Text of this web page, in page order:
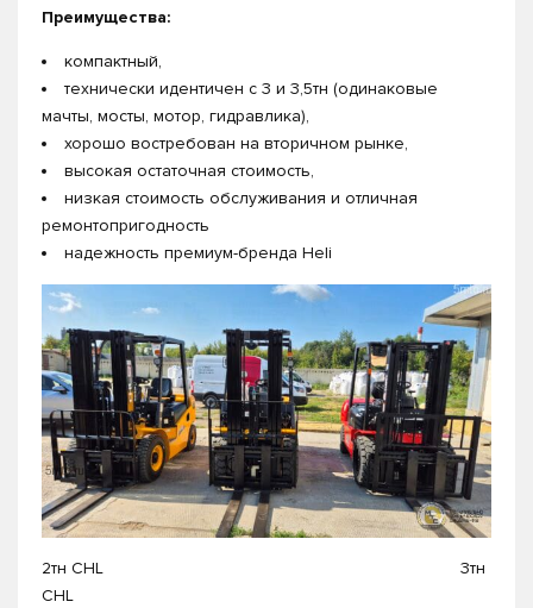
Преимущества:
компактный,
технически идентичен с 3 и 3,5тн (одинаковые
мачты, мосты, мотор, гидравлика),
хорошо востребован на вторичном рынке,
высокая остаточная стоимость,
низкая стоимость обслуживания и отличная
ремонтопригодность
надежность премиум-бренда Heli
2тн CHL 3тн
CHL